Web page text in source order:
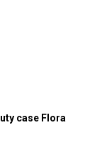
case Flora